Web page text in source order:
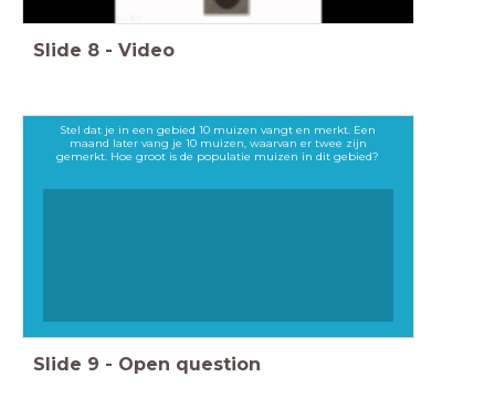
Slide 8 - Video
Stel dat je in een gebied 10 muizen vangt en merkt. Een
maand later vang je 10 muizen, waarvan er twee zijn
gemerkt. Hoe groot is de populatie muizen in dit gebied?
Slide 9 - Open question